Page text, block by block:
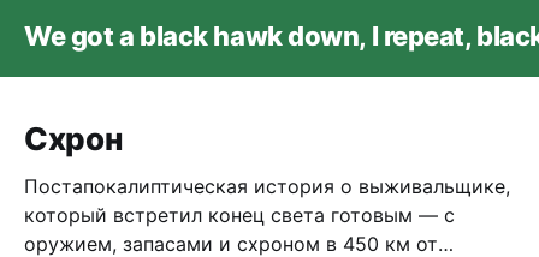
We got a black hawk down, I repeat,
Схрон
Постапокалиптическая история о выживальщике,
который встретил конец света готовым — с
оружием, запасами и схроном в 450 км от